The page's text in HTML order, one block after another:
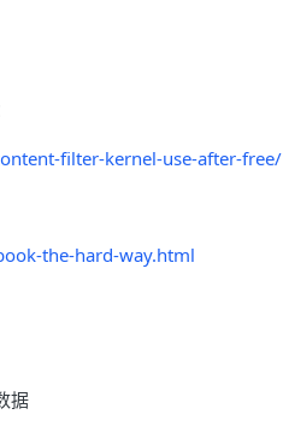
filter-kernel-use-after-free/
the-hard-way.html
据